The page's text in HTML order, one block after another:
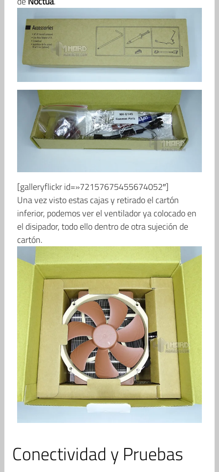
[galleryflickr id=»72157675455674052″]
Una vez visto estas cajas y retirado el cartón
inferior, podemos ver el ventilador ya colocado en
el disipador, todo ello dentro de otra sujeción de
cartón.
Conectividad y Pruebas